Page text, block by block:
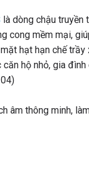
là dòng chậu truyền
cong mềm mại,
hạt hạn chế trầy
hộ nhỏ, gia đình
âm thông minh,